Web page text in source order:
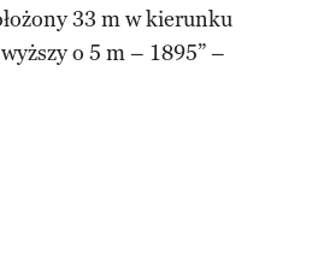
33 m w kierunku
o 5 m – 1895” –